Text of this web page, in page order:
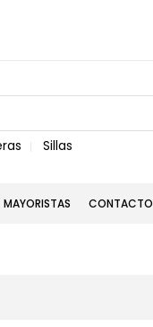
Sillas
MAYORISTAS CONTACTO